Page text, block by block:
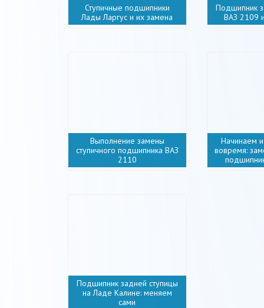
Ступичные подшипники
Лады Ларгус и их замена
Подшипник
ВАЗ 2109
Выполнение замены
ступичного подшипника ВАЗ
2110
Начинаем
вовремя:
Подшипник задней ступицы
на Ладе Калине: меняем
сами